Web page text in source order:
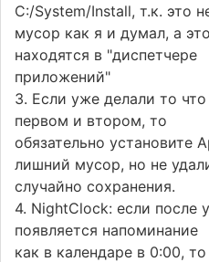
C:/System/Install, т.к. это
мусор как я и думал, а
находятся в "диспетчере
приложений"
3. Если уже делали то
первом и втором, то
обязательно установите
лишний мусор, но не
случайно сохранения.
4. NightClock: если после
появляется напоминание
как в календаре в 0:00,